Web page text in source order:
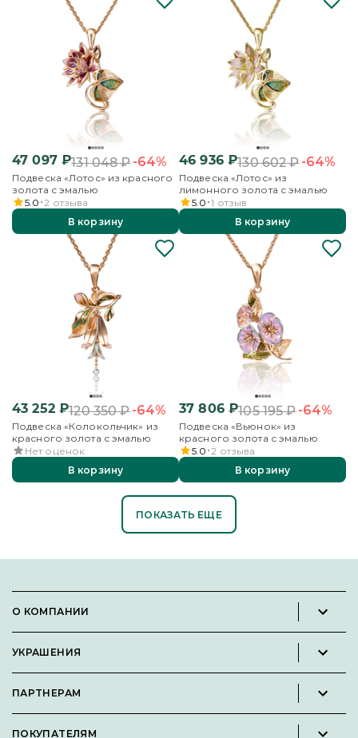
47 097₽131 048₽-64%
Подвеска «Лотос» из красного
золота с эмалью
5.0 2 отзыва
В корзину
46 936₽130 602₽-64%
Подвеска «Лотос» из
лимонного золота с эмалью
5.0 1 отзыв
В корзину
43 252₽120 350₽-64%
Подвеска «Колокольчик» из
красного золота с эмалью
Нет оценок
В корзину
37 806₽105 195₽-64%
Подвеска «Вьюнок» из
красного золота с эмалью
5.0 2 отзыва
В корзину
ПОКАЗАТЬ ЕЩЕ
О КОМПАНИИ
Вакансии
УКРАШЕНИЯ
Кольца
ПАРТНЕРАМ
ПОКУПАТЕЛЯМ